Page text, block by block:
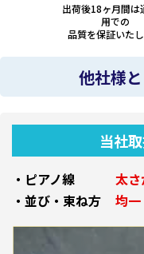
出荷後18ヶ月間は
用での
品質を保証いた
他社様と
当社
・ピアノ線
太
・並び・束ね方
均一